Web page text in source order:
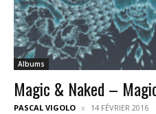
Albums
Magic & Naked –
PASCAL VIGOLO 14 FÉVRIER 2016